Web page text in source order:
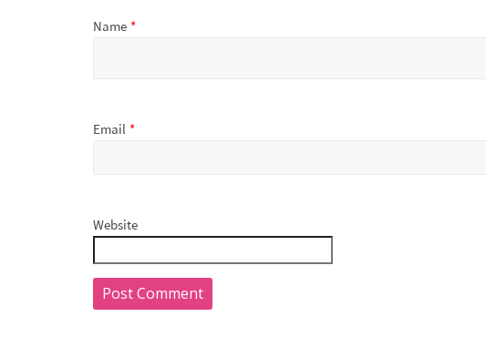
Name *
Email *
Website